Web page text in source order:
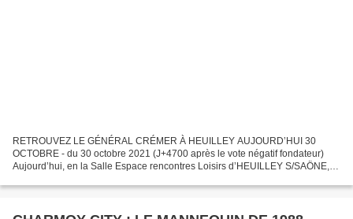
RETROUVEZ LE GÉNÉRAL CRÉMER À HEUILLEY AUJOURD’HUI 30
OCTOBRE - du 30 octobre 2021 (J+4700 après le vote négatif fondateur)
Aujourd’hui, en la Salle Espace rencontres Loisirs d’HEUILLEY S/SAÖNE,